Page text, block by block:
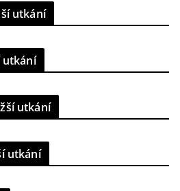
utkání
utkání
utkání
utkání